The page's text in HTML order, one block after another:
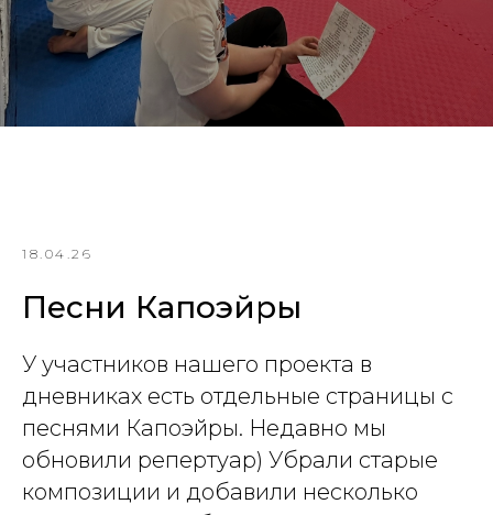
18.04.26
Песни Капоэйры
У участников нашего проекта в
дневниках есть отдельные страницы с
песнями Капоэйры. Недавно мы
обновили репертуар) Убрали старые
композиции и добавили несколько